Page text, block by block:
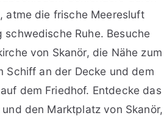
atme die frische Meeresluft
schwedische Ruhe. Besuche
von Skanör, die Nähe zum
Schiff an der Decke und dem
dem Friedhof. Entdecke das
den Marktplatz von Skanör,